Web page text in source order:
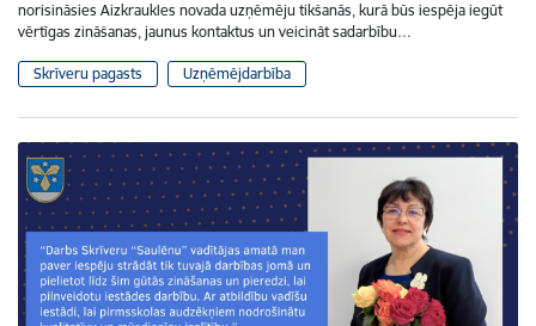
norisināsies Aizkraukles novada uzņēmēju tikšanās, kurā būs iespēja iegūt
vērtīgas zināšanas, jaunus kontaktus un veicināt sadarbību…
Skrīveru pagasts Uzņēmējdarbība